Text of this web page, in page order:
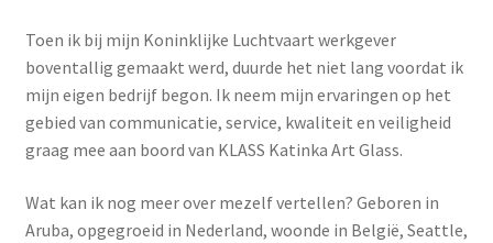
Toen ik bij mijn Koninklijke Luchtvaart werkgever
boventallig gemaakt werd, duurde het niet lang voordat ik
mijn eigen bedrijf begon. Ik neem mijn ervaringen op het
gebied van communicatie, service, kwaliteit en veiligheid
graag mee aan boord van KLASS Katinka Art Glass.
Wat kan ik nog meer over mezelf vertellen? Geboren in
Aruba, opgegroeid in Nederland, woonde in België, Seattle,